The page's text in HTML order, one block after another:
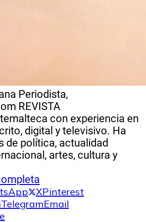
Periodista,
REVISTA
con experiencia en
digital y televisivo. Ha
de política, actualidad
artes, cultura y
XPinterest
TelegramEmail